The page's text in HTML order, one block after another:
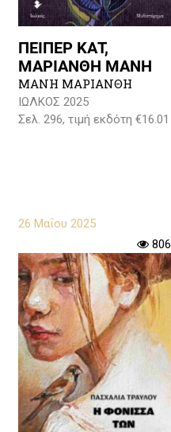
ΠΕΙΠΕΡ ΚΑΤ,
ΜΑΡΙΑΝΘΗ ΜΑΝΗ
ΜΑΝΗ ΜΑΡΙΑΝΘΗ
ΙΩΛΚΟΣ 2025
Σελ. 296, τιμή εκδότη €16.01
26 Μαΐου 2025
806